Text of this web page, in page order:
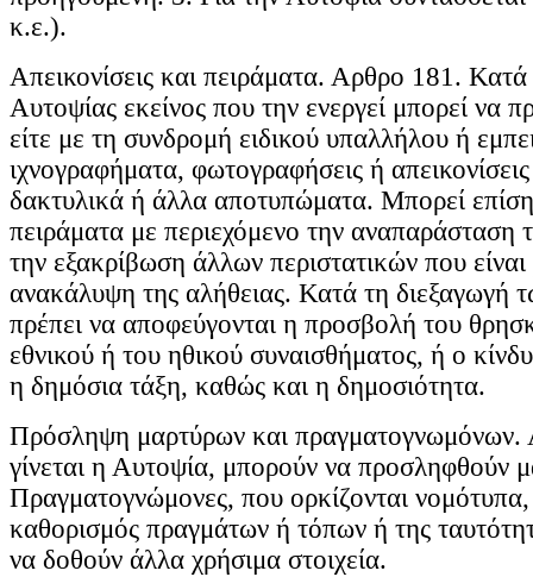
κ.ε.).
Απεικονίσεις και πειράματα. Αρθρο 181. Κατά
Αυτοψίας εκείνος που την ενεργεί μπορεί να
είτε με τη συνδρομή ειδικού υπαλλήλου ή
ιχνογραφήματα, φωτογραφήσεις ή
δακτυλικά ή άλλα αποτυπώματα. Μπορεί
πειράματα με περιεχόμενο την αναπαράσταση
την εξακρίβωση άλλων περιστατικών που είναι
ανακάλυψη της αλήθειας. Κατά τη διεξαγωγή
πρέπει να αποφεύγονται η προσβολή του
εθνικού ή του ηθικού συναισθήματος, ή ο
η δημόσια τάξη, καθώς και η δημοσιότητα.
Πρόσληψη μαρτύρων και
γίνεται η Αυτοψία, μπορούν να προσληφθούν
Πραγματογνώμονες, που ορκίζονται νομότυπα,
καθορισμός πραγμάτων ή τόπων ή της
να δοθούν άλλα χρήσιμα στοιχεία.